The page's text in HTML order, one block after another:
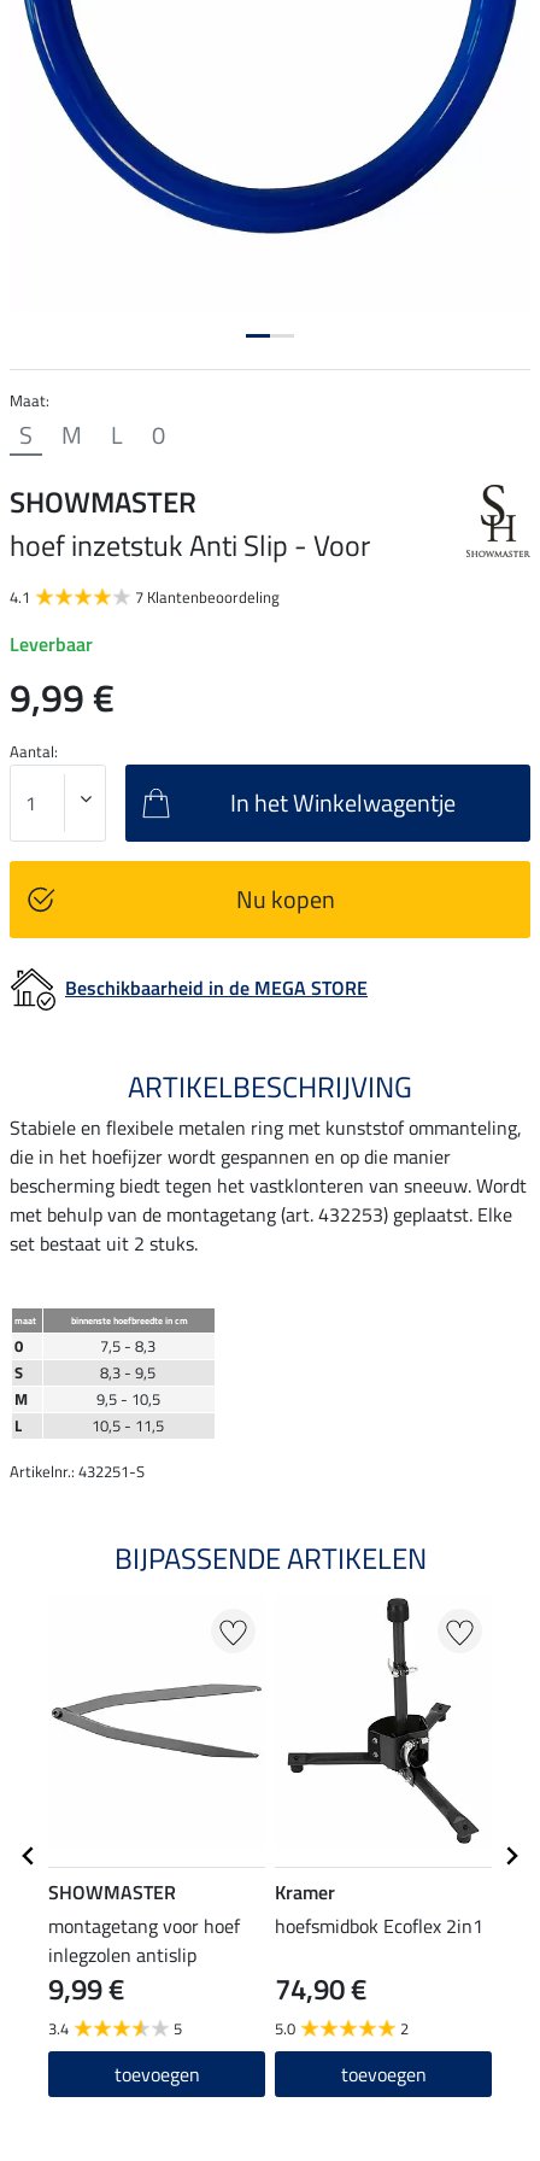
Maat:
S M L 0
SHOWMASTER
hoef inzetstuk Anti Slip - Voor
4.1 7 Klantenbeoordeling
Leverbaar
9,99 €
Aantal:
In het Winkelwagentje
Nu kopen
Beschikbaarheid in de MEGA STORE
ARTIKELBESCHRIJVING
Stabiele en flexibele metalen ring met kunststof ommanteling,
die in het hoefijzer wordt gespannen en op die manier
bescherming biedt tegen het vastklonteren van sneeuw. Wordt
met behulp van de montagetang (art. 432253) geplaatst. Elke
set bestaat uit 2 stuks.
maat binnenste hoefbreedte in cm
0
7,5 - 8,3
S
8,3 - 9,5
M
9,5 - 10,5
L
10,5 - 11,5
Artikelnr.: 432251-S
BIJPASSENDE ARTIKELEN
SHOWMASTER
montagetang voor hoef
inlegzolen antislip
9,99 €
3.4 5
toevoegen
Kramer
hoefsmidbok Ecoflex 2in1
74,90 €
5.0 2
toevoegen